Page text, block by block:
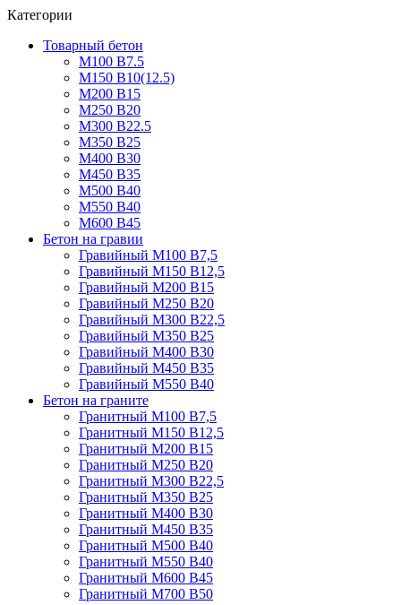
Категории
Товарный бетон
М100 В7.5
М150 В10(12.5)
М200 В15
М250 В20
М300 В22.5
М350 В25
М400 В30
М450 В35
М500 В40
М550 В40
М600 В45
Бетон на гравии
Гравийный М100 В7,5
Гравийный М150 В12,5
Гравийный М200 В15
Гравийный М250 В20
Гравийный М300 В22,5
Гравийный М350 В25
Гравийный М400 В30
Гравийный М450 В35
Гравийный М550 В40
Бетон на граните
Гранитный М100 В7,5
Гранитный М150 В12,5
Гранитный М200 В15
Гранитный М250 В20
Гранитный М300 В22,5
Гранитный М350 В25
Гранитный М400 В30
Гранитный М450 В35
Гранитный М500 В40
Гранитный М550 В40
Гранитный М600 В45
Гранитный М700 В50